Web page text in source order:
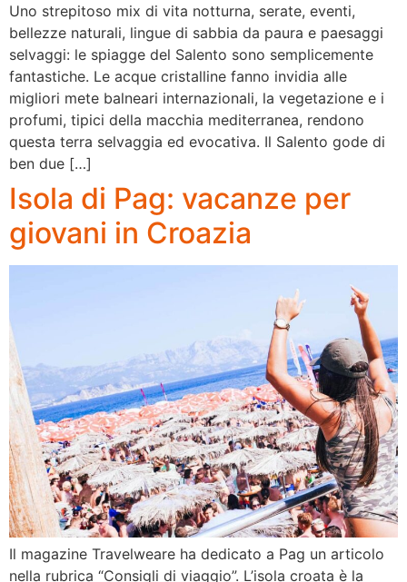
Uno strepitoso mix di vita notturna, serate, eventi,
bellezze naturali, lingue di sabbia da paura e paesaggi
selvaggi: le spiagge del Salento sono semplicemente
fantastiche. Le acque cristalline fanno invidia alle
migliori mete balneari internazionali, la vegetazione e i
profumi, tipici della macchia mediterranea, rendono
questa terra selvaggia ed evocativa. Il Salento gode di
ben due […]
Isola di Pag: vacanze per
giovani in Croazia
Il magazine Travelweare ha dedicato a Pag un articolo
nella rubrica “Consigli di viaggio”. L’isola croata è la